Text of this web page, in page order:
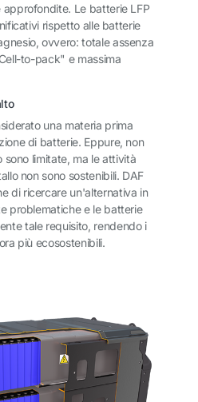
Le batterie LFP
rispetto alle batterie
ovvero: totale assenza
to-pack" e massima
una materia prima
di batterie. Eppure, non
sono limitate, ma le attività
non sono sostenibili. DAF
di ricercare un'alternativa in
problematiche e le batterie
tale requisito, rendendo i
più ecosostenibili.